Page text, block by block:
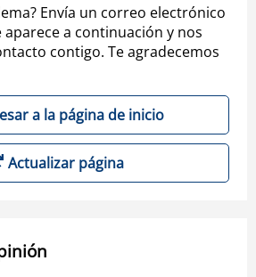
Envía un correo electrónico
a continuación y nos
contigo. Te agradecemos
a la página de inicio
Actualizar página